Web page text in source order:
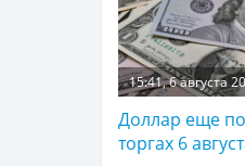
15:41, 6 августа
Доллар еще
торгах 6